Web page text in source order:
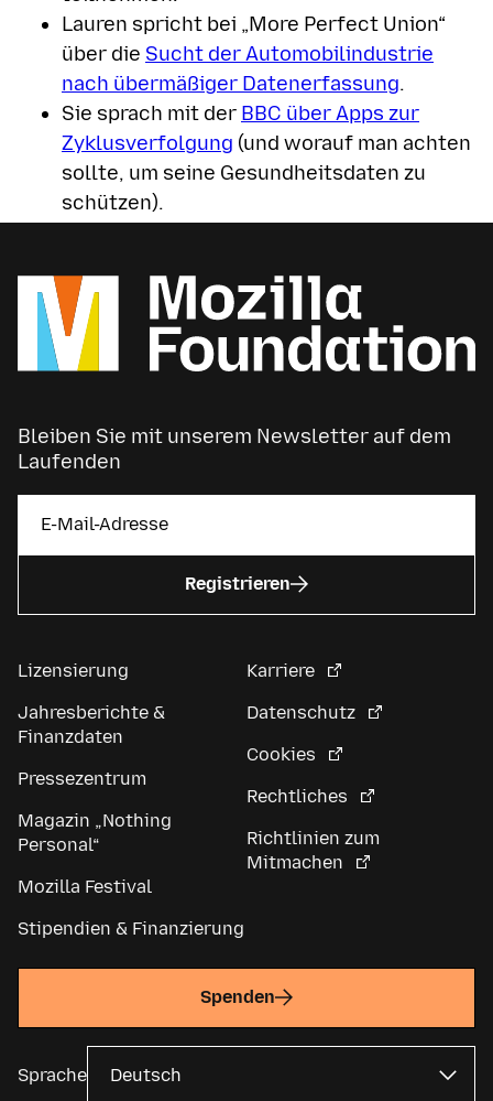
Lauren spricht bei „More Perfect Union“
über die Sucht der Automobilindustrie
nach übermäßiger Datenerfassung.
Sie sprach mit der BBC über Apps zur
Zyklusverfolgung (und worauf man achten
sollte, um seine Gesundheitsdaten zu
schützen).
Bleiben Sie mit unserem Newsletter auf dem
Laufenden
Registrieren
Lizensierung
Jahresberichte &
Finanzdaten
Pressezentrum
Magazin „Nothing
Personal“
Mozilla Festival
Stipendien & Finanzierung
Karriere
Datenschutz
Cookies
Rechtliches
Richtlinien zum
Mitmachen
Spenden
Sprache